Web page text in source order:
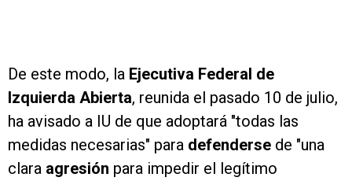
De este modo, la Ejecutiva Federal de
Izquierda Abierta, reunida el pasado 10 de julio,
ha avisado a IU de que adoptará "todas las
medidas necesarias" para defenderse de "una
clara agresión para impedir el legítimo